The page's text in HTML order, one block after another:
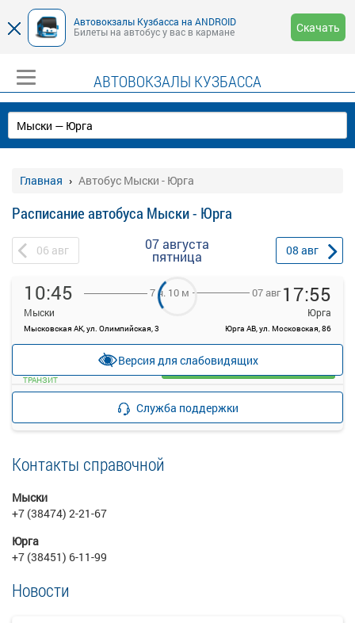
Автовокзалы Кузбасса на ANDROID
Билеты на автобус у вас в кармане
Скачать
АВТОВОКЗАЛЫ КУЗБАССА
Главная Автобус Мыски - Юрга
Расписание автобуса Мыски - Юрга
06 авг 07 августа
пятница 08 авг
10:45
Мыски
Мысковская АК, ул. Олимпийская, 3
7 ч. 10 м 07 авг 17:55
Юрга
Юрга АВ, ул. Московская, 86
—
ТРАНЗИТ
Загрузить цену
Версия для слабовидящих
Служба поддержки
Контакты справочной
Мыски
+7 (38474) 2-21-67
Юрга
+7 (38451) 6-11-99
Новости